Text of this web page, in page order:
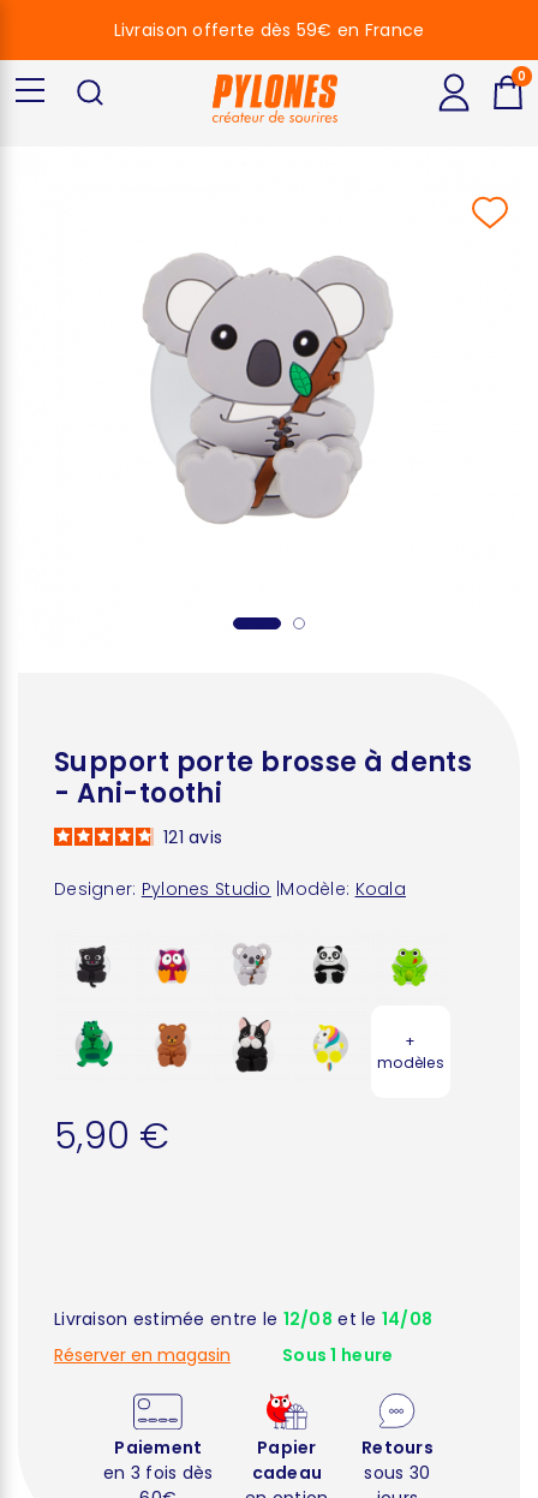
Support porte brosse à dents
- Ani-toothi
Designer: Pylones Studio Modèle: Koala
121avis
+
modèles
5,90 €
Livraison estimée entre le 12/08 et le 14/08
Réserver en magasin
Sous 1 heure
Paiement
en 3 fois dès
Papier
cadeau
Retours
sous 30
Livraison offerte dès 59€ en France
0